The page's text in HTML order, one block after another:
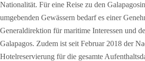
Nationalität. Für eine Reise zu den
umgebenden Gewässern bedarf es einer
Generaldirektion für maritime Interessen und
Galapagos. Zudem ist seit Februar 2018 der
Hotelreservierung für die gesamte